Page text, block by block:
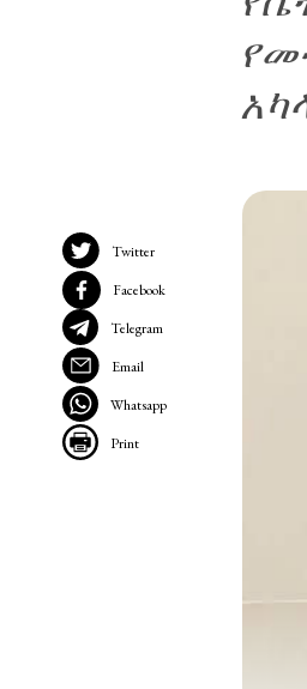
Twitter
Facebook
Telegram
Email
Whatsapp
Print